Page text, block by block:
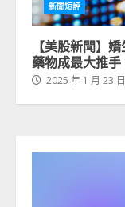
新聞短評
【美股新聞】
藥物成最大推
2025 年 1 月 23 日